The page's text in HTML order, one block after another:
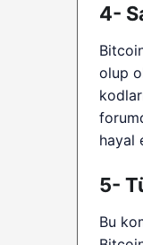
4-
olup
hayal
5-
Bu